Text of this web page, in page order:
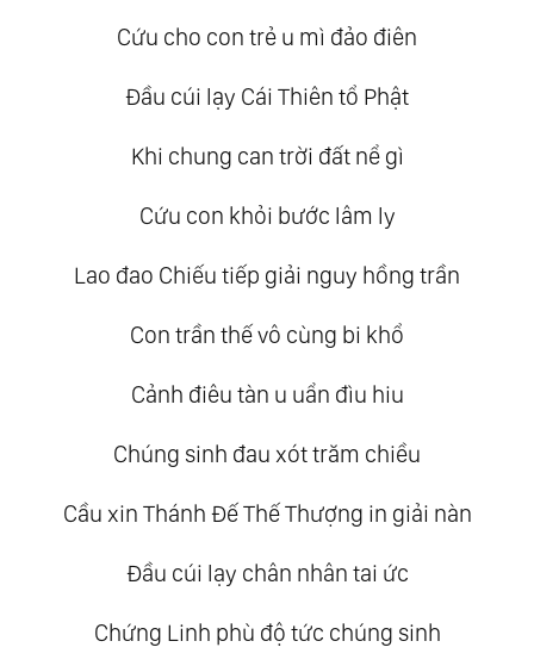
Cứu cho con trẻ u mì đảo điên
Đầu cúi lạy Cái Thiên tổ Phật
Khi chung can trời đất nể gì
Cứu con khỏi bước lâm ly
Lao đao Chiếu tiếp giải nguy hồng trần
Con trần thế vô cùng bi khổ
Cảnh điêu tàn u uẩn đìu hiu
Chúng sinh đau xót trăm chiều
Cầu xin Thánh Đế Thế Thượng in giải nàn
Đầu cúi lạy chân nhân tai ức
Chứng Linh phù độ tức chúng sinh